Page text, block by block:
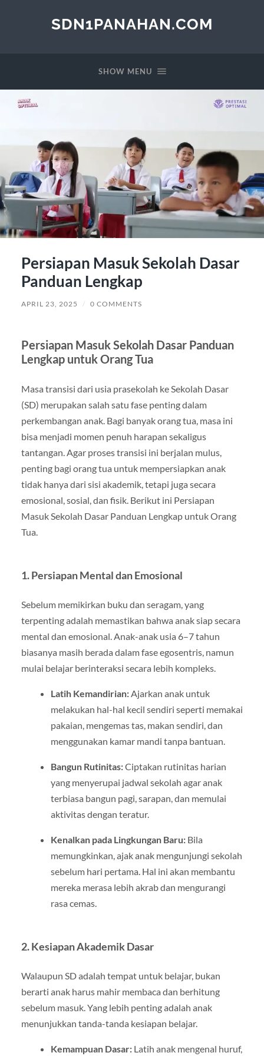
SDN1PANAHAN.COM
SHOW MENU
Persiapan Masuk Sekolah Dasar
Panduan Lengkap
APRIL 23, 2025 / 0 COMMENTS
Persiapan Masuk Sekolah Dasar Panduan
Lengkap untuk Orang Tua
Masa transisi dari usia prasekolah ke Sekolah Dasar
(SD) merupakan salah satu fase penting dalam
perkembangan anak. Bagi banyak orang tua, masa ini
bisa menjadi momen penuh harapan sekaligus
tantangan. Agar proses transisi ini berjalan mulus,
penting bagi orang tua untuk mempersiapkan anak
tidak hanya dari sisi akademik, tetapi juga secara
emosional, sosial, dan fisik. Berikut ini Persiapan
Masuk Sekolah Dasar Panduan Lengkap untuk Orang
Tua.
1.Persiapan Mental dan Emosional
Sebelum memikirkan buku dan seragam, yang
terpenting adalah memastikan bahwa anak siap secara
mental dan emosional. Anak-anak usia 6–7 tahun
biasanya masih berada dalam fase egosentris, namun
mulai belajar berinteraksi secara lebih kompleks.
Latih Kemandirian:Ajarkan anak untuk
melakukan hal-hal kecil sendiri seperti memakai
pakaian, mengemas tas, makan sendiri, dan
menggunakan kamar mandi tanpa bantuan.
Bangun Rutinitas:Ciptakan rutinitas harian
yang menyerupai jadwal sekolah agar anak
terbiasa bangun pagi, sarapan, dan memulai
aktivitas dengan teratur.
Kenalkan pada Lingkungan Baru:Bila
memungkinkan, ajak anak mengunjungi sekolah
sebelum hari pertama. Hal ini akan membantu
mereka merasa lebih akrab dan mengurangi
rasa cemas.
2.Kesiapan Akademik Dasar
Walaupun SD adalah tempat untuk belajar, bukan
berarti anak harus mahir membaca dan berhitung
sebelum masuk. Yang lebih penting adalah anak
menunjukkan tanda-tanda kesiapan belajar.
Kemampuan Dasar:Latih anak mengenal huruf,